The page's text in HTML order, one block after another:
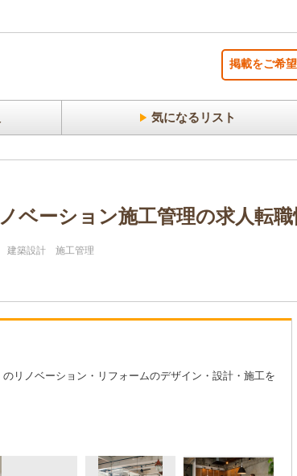
掲載をご希
気になるリスト
ベーション施工管理の求人転
建築設計 施工管理
リノベーション・リフォームのデザイン・設計・施工を